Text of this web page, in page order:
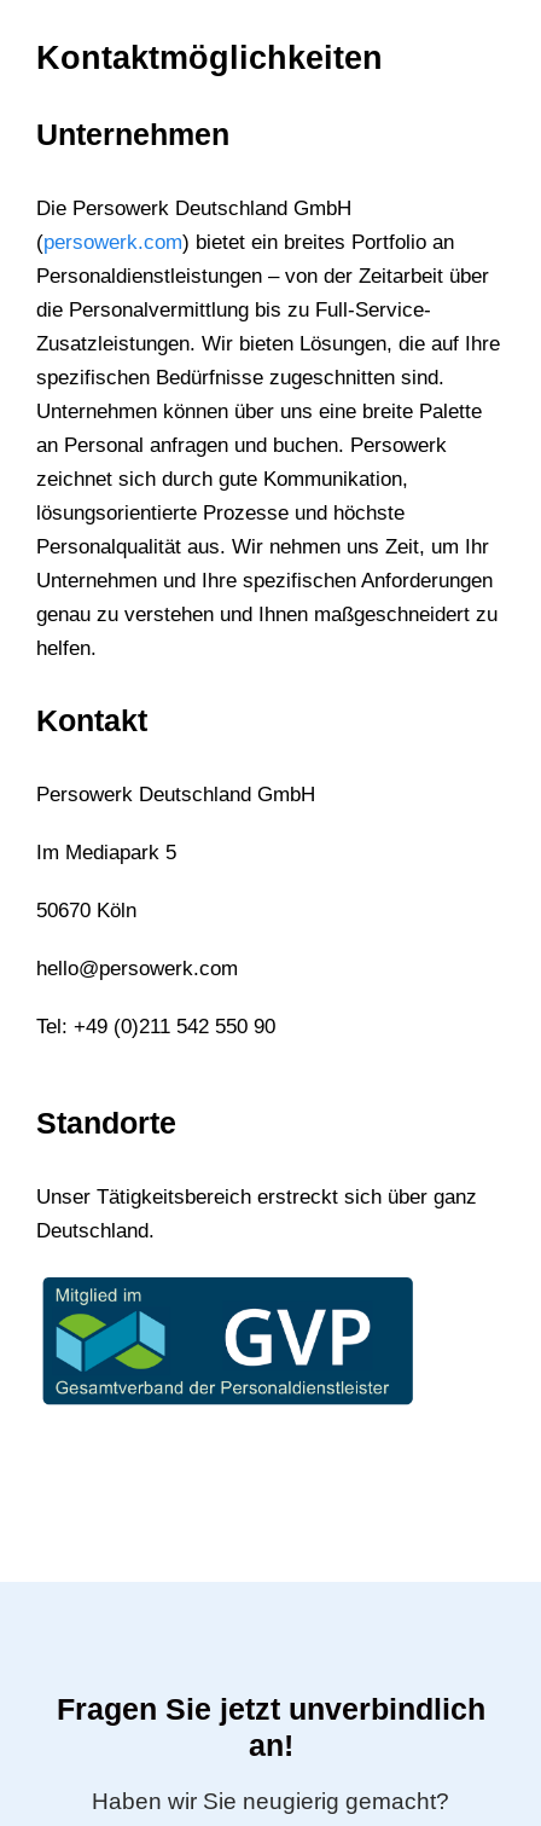
Kontaktmöglichkeiten
Unternehmen
Die Persowerk Deutschland GmbH
(persowerk.com) bietet ein breites Portfolio an
Personaldienstleistungen – von der Zeitarbeit über
die Personalvermittlung bis zu Full-Service-
Zusatzleistungen. Wir bieten Lösungen, die auf Ihre
spezifischen Bedürfnisse zugeschnitten sind.
Unternehmen können über uns eine breite Palette
an Personal anfragen und buchen. Persowerk
zeichnet sich durch gute Kommunikation,
lösungsorientierte Prozesse und höchste
Personalqualität aus. Wir nehmen uns Zeit, um Ihr
Unternehmen und Ihre spezifischen Anforderungen
genau zu verstehen und Ihnen maßgeschneidert zu
helfen.
Kontakt
Persowerk Deutschland GmbH
Im Mediapark 5
50670 Köln
hello@persowerk.com
Tel: +49 (0)211 542 550 90
Standorte
Unser Tätigkeitsbereich erstreckt sich über ganz
Deutschland.
Fragen Sie jetzt unverbindlich
an!
Haben wir Sie neugierig gemacht?